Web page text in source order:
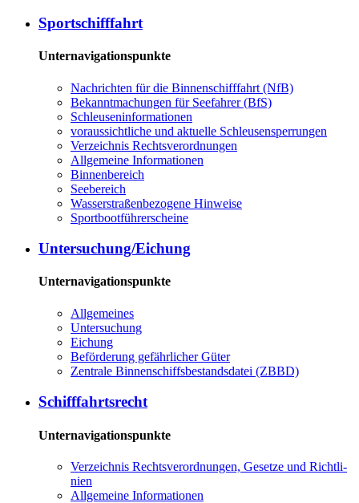
Sport­schiff­fahrt
Unternavigationspunkte
Nach­rich­ten für die Bin­nen­schiff­fahrt (NfB)
Be­kannt­ma­chun­gen für See­fah­rer (BfS)
Schleu­sen­in­for­ma­tio­nen
voraussichtliche und aktuelle Schleusensperrungen
Ver­zeich­nis Rechts­ver­ord­nun­gen
All­ge­mei­ne In­for­ma­tio­nen
Bin­nen­be­reich
See­be­reich
Was­ser­stra­ßen­be­zo­ge­ne Hin­wei­se
Sport­boot­füh­rer­schei­ne
Un­ter­su­chung/Ei­chung
Unternavigationspunkte
All­ge­mei­nes
Un­ter­su­chung
Ei­chung
Be­för­de­rung ge­fähr­li­cher Gü­ter
Zen­tra­le Bin­nen­schiffs­be­stands­da­tei (ZBBD)
Schiff­fahrts­recht
Unternavigationspunkte
Ver­zeich­nis Rechts­ver­ord­nun­gen, Ge­set­ze und Richt­li­
ni­en
All­ge­mei­ne In­for­ma­tio­nen